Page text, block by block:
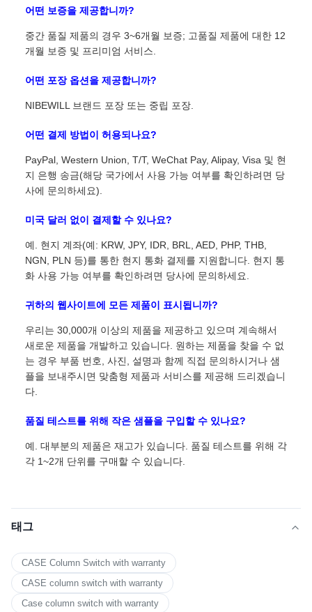
어떤 보증을 제공합니까?
중간 품질 제품의 경우 3~6개월 보증; 고품질 제품에 대한 12
개월 보증 및 프리미엄 서비스.
어떤 포장 옵션을 제공합니까?
NIBEWILL 브랜드 포장 또는 중립 포장.
어떤 결제 방법이 허용되나요?
PayPal, Western Union, T/T, WeChat Pay, Alipay, Visa 및 현
지 은행 송금(해당 국가에서 사용 가능 여부를 확인하려면 당
사에 문의하세요).
미국 달러 없이 결제할 수 있나요?
예. 현지 계좌(예: KRW, JPY, IDR, BRL, AED, PHP, THB,
NGN, PLN 등)를 통한 현지 통화 결제를 지원합니다. 현지 통
화 사용 가능 여부를 확인하려면 당사에 문의하세요.
귀하의 웹사이트에 모든 제품이 표시됩니까?
우리는 30,000개 이상의 제품을 제공하고 있으며 계속해서
새로운 제품을 개발하고 있습니다. 원하는 제품을 찾을 수 없
는 경우 부품 번호, 사진, 설명과 함께 직접 문의하시거나 샘
플을 보내주시면 맞춤형 제품과 서비스를 제공해 드리겠습니
다.
품질 테스트를 위해 작은 샘플을 구입할 수 있나요?
예. 대부분의 제품은 재고가 있습니다. 품질 테스트를 위해 각
각 1~2개 단위를 구매할 수 있습니다.
태그
CASE Column Switch with warranty
CASE column switch with warranty
Case column switch with warranty